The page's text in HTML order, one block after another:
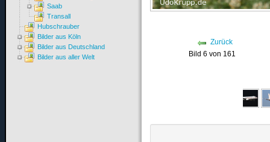
Zurück
Bild 6 von 161
Saab
Transall
Hubschrauber
Bilder aus Köln
Bilder aus Deutschland
Bilder aus aller Welt